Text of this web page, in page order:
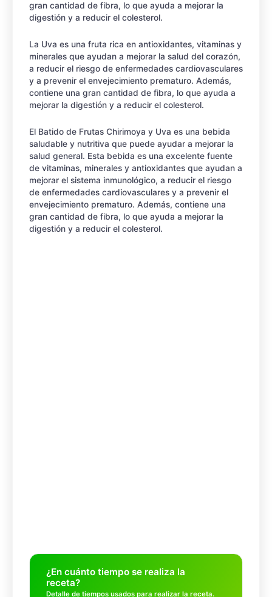
gran cantidad de fibra, lo que ayuda a mejorar la
digestión y a reducir el colesterol.
La Uva es una fruta rica en antioxidantes, vitaminas y
minerales que ayudan a mejorar la salud del corazón,
a reducir el riesgo de enfermedades cardiovasculares
y a prevenir el envejecimiento prematuro. Además,
contiene una gran cantidad de fibra, lo que ayuda a
mejorar la digestión y a reducir el colesterol.
El Batido de Frutas Chirimoya y Uva es una bebida
saludable y nutritiva que puede ayudar a mejorar la
salud general. Esta bebida es una excelente fuente
de vitaminas, minerales y antioxidantes que ayudan a
mejorar el sistema inmunológico, a reducir el riesgo
de enfermedades cardiovasculares y a prevenir el
envejecimiento prematuro. Además, contiene una
gran cantidad de fibra, lo que ayuda a mejorar la
digestión y a reducir el colesterol.
¿En cuánto tiempo se realiza la
receta?
Detalle de tiempos usados para realizar la receta.